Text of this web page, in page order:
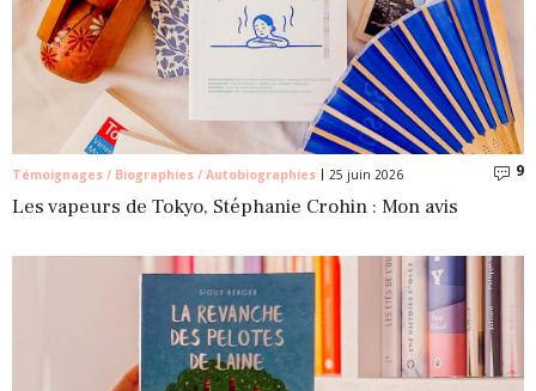
Témoignages / Biographies / Autobiographies 25 juin 2026 9
Les vapeurs de Tokyo, Stéphanie Crohin : Mon avis